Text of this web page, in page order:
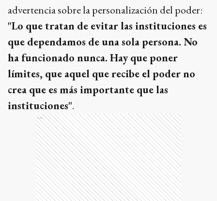
advertencia sobre la personalización del poder:
"Lo que tratan de evitar las instituciones es
que dependamos de una sola persona. No
ha funcionado nunca. Hay que poner
límites, que aquel que recibe el poder no
crea que es más importante que las
instituciones".
Ads